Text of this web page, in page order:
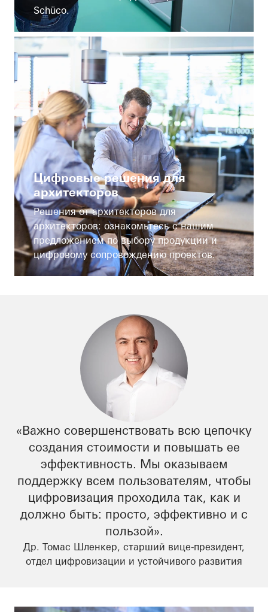
Schüco.
Цифровые решения для
архитекторов
Решения от архитекторов для
архитекторов: ознакомьтесь с нашим
предложением по выбору продукции и
цифровому сопровождению проектов.
«Важно совершенствовать всю цепочку
создания стоимости и повышать ее
эффективность. Мы оказываем
поддержку всем пользователям, чтобы
цифровизация проходила так, как и
должно быть: просто, эффективно и с
пользой».
Др. Томас Шленкер, старший вице-президент,
отдел цифровизации и устойчивого развития